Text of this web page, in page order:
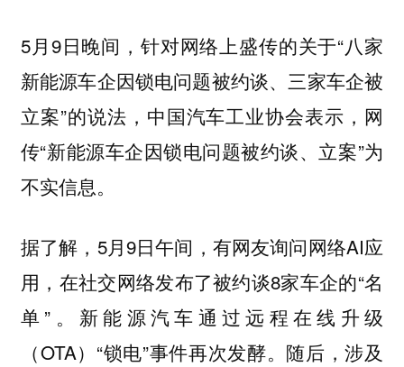
5月9日晚间，针对网络上盛传的关于“八家
新能源车企因锁电问题被约谈、三家车企被
立案”的说法，中国汽车工业协会表示，网
传“新能源车企因锁电问题被约谈、立案”为
不实信息。
据了解，5月9日午间，有网友询问网络AI应
用，在社交网络发布了被约谈8家车企的“名
单”。新能源汽车通过远程在线升级
（OTA）“锁电”事件再次发酵。随后，涉及